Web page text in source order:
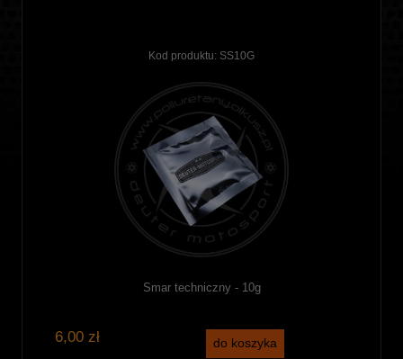
Kod produktu: SS10G
Smar techniczny - 10g
6,00 zł do koszyka